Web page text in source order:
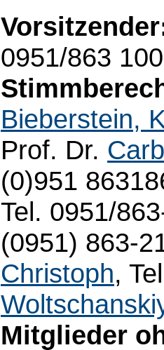
0951/863
Bieberstein,
Prof. Dr.
(0)951
Tel. 0951/
(0951) 863-
Christoph,
Mitglieder